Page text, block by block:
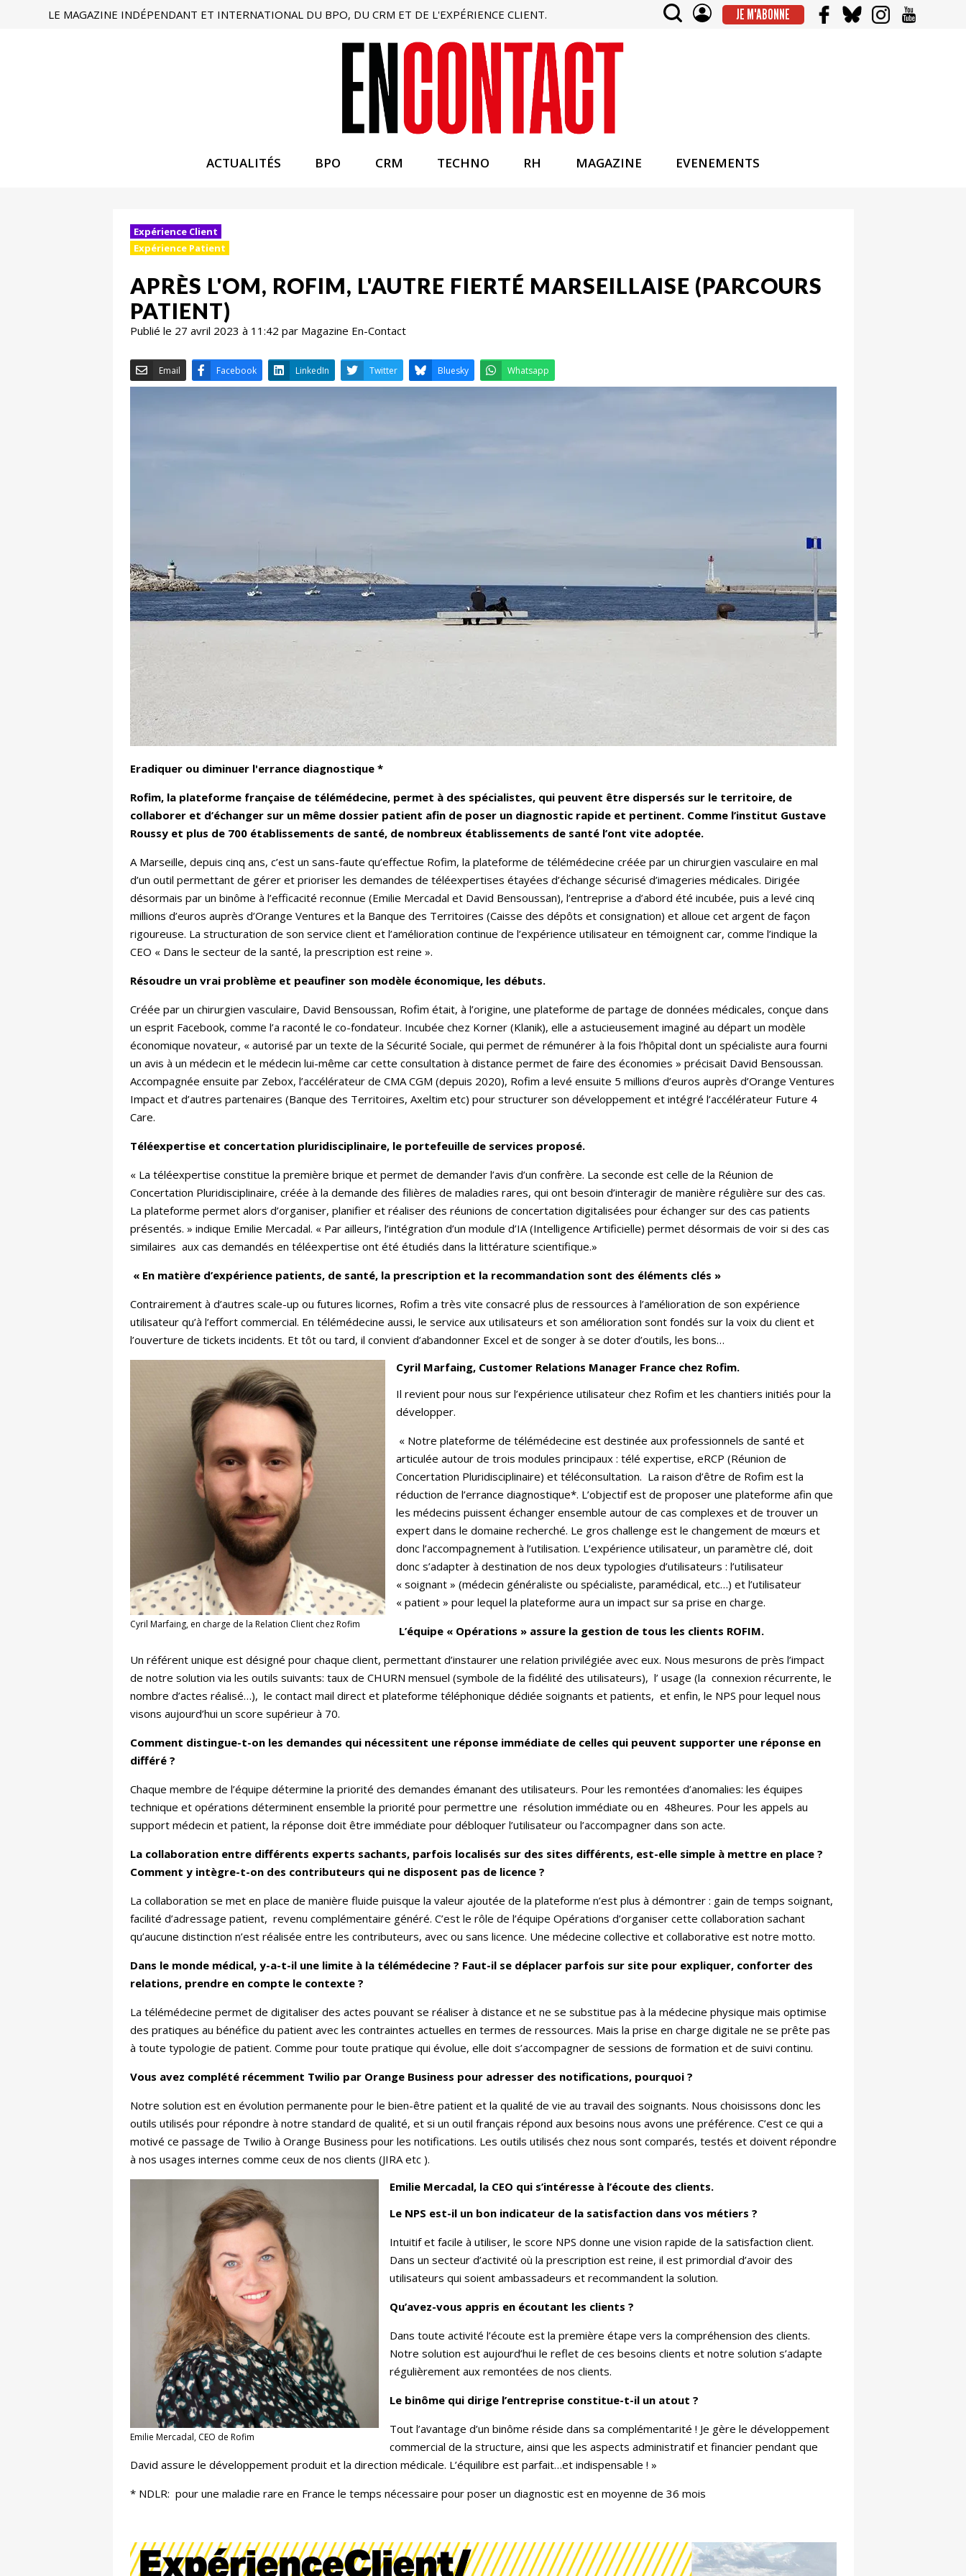
LE MAGAZINE INDÉPENDANT ET INTERNATIONAL DU BPO, DU CRM ET DE L'EXPÉRIENCE CLIENT. JE M'ABONNE
ACTUALITÉS BPO CRM TECHNO RH MAGAZINE EVENEMENTS
Expérience Client
Expérience Patient
APRÈS L'OM, ROFIM, L'AUTRE FIERTÉ MARSEILLAISE (PARCOURS
PATIENT)
Publié le 27 avril 2023 à 11:42 par Magazine En-Contact
Eradiquer ou diminuer l'errance diagnostique *
Rofim, la plateforme française de télémédecine, permet à des spécialistes, qui peuvent être dispersés sur le territoire, de
collaborer et d’échanger sur un même dossier patient afin de poser un diagnostic rapide et pertinent. Comme l’institut Gustave
Roussy et plus de 700 établissements de santé, de nombreux établissements de santé l’ont vite adoptée.
A Marseille, depuis cinq ans, c’est un sans-faute qu’effectue Rofim, la plateforme de télémédecine créée par un chirurgien vasculaire en mal
d’un outil permettant de gérer et prioriser les demandes de téléexpertises étayées d’échange sécurisé d’imageries médicales. Dirigée
désormais par un binôme à l’efficacité reconnue (Emilie Mercadal et David Bensoussan), l’entreprise a d’abord été incubée, puis a levé cinq
millions d’euros auprès d’Orange Ventures et la Banque des Territoires (Caisse des dépôts et consignation) et alloue cet argent de façon
rigoureuse. La structuration de son service client et l’amélioration continue de l’expérience utilisateur en témoignent car, comme l’indique la
CEO « Dans le secteur de la santé, la prescription est reine ».
Résoudre un vrai problème et peaufiner son modèle économique, les débuts.
Créée par un chirurgien vasculaire, David Bensoussan, Rofim était, à l’origine, une plateforme de partage de données médicales, conçue dans
un esprit Facebook, comme l’a raconté le co-fondateur. Incubée chez Korner (Klanik), elle a astucieusement imaginé au départ un modèle
économique novateur, « autorisé par un texte de la Sécurité Sociale, qui permet de rémunérer à la fois l’hôpital dont un spécialiste aura fourni
un avis à un médecin et le médecin lui-même car cette consultation à distance permet de faire des économies » précisait David Bensoussan.
Accompagnée ensuite par Zebox, l’accélérateur de CMA CGM (depuis 2020), Rofim a levé ensuite 5 millions d’euros auprès d’Orange Ventures
Impact et d’autres partenaires (Banque des Territoires, Axeltim etc) pour structurer son développement et intégré l’accélérateur Future 4
Care.
Téléexpertise et concertation pluridisciplinaire, le portefeuille de services proposé.
« La téléexpertise constitue la première brique et permet de demander l’avis d’un confrère. La seconde est celle de la Réunion de
Concertation Pluridisciplinaire, créée à la demande des filières de maladies rares, qui ont besoin d’interagir de manière régulière sur des cas.
La plateforme permet alors d’organiser, planifier et réaliser des réunions de concertation digitalisées pour échanger sur des cas patients
présentés. » indique Emilie Mercadal. « Par ailleurs, l’intégration d’un module d’IA (Intelligence Artificielle) permet désormais de voir si des cas
similaires aux cas demandés en téléexpertise ont été étudiés dans la littérature scientifique.»
« En matière d’expérience patients, de santé, la prescription et la recommandation sont des éléments clés »
Contrairement à d’autres scale-up ou futures licornes, Rofim a très vite consacré plus de ressources à l’amélioration de son expérience
utilisateur qu’à l’effort commercial. En télémédecine aussi, le service aux utilisateurs et son amélioration sont fondés sur la voix du client et
l’ouverture de tickets incidents. Et tôt ou tard, il convient d’abandonner Excel et de songer à se doter d’outils, les bons…
Cyril Marfaing, en charge de la Relation Client chez Rofim
Cyril Marfaing, Customer Relations Manager France chez Rofim.
Il revient pour nous sur l’expérience utilisateur chez Rofim et les chantiers initiés pour la
développer.
« Notre plateforme de télémédecine est destinée aux professionnels de santé et
articulée autour de trois modules principaux : télé expertise, eRCP (Réunion de
Concertation Pluridisciplinaire) et téléconsultation. La raison d’être de Rofim est la
réduction de l’errance diagnostique*. L’objectif est de proposer une plateforme afin que
les médecins puissent échanger ensemble autour de cas complexes et de trouver un
expert dans le domaine recherché. Le gros challenge est le changement de mœurs et
donc l’accompagnement à l’utilisation. L’expérience utilisateur, un paramètre clé, doit
donc s’adapter à destination de nos deux typologies d’utilisateurs : l’utilisateur
« soignant » (médecin généraliste ou spécialiste, paramédical, etc…) et l’utilisateur
« patient » pour lequel la plateforme aura un impact sur sa prise en charge.
L’équipe « Opérations » assure la gestion de tous les clients ROFIM.
Un référent unique est désigné pour chaque client, permettant d’instaurer une relation privilégiée avec eux. Nous mesurons de près l’impact
de notre solution via les outils suivants: taux de CHURN mensuel (symbole de la fidélité des utilisateurs), l’ usage (la connexion récurrente, le
nombre d’actes réalisé…), le contact mail direct et plateforme téléphonique dédiée soignants et patients, et enfin, le NPS pour lequel nous
visons aujourd’hui un score supérieur à 70.
Comment distingue-t-on les demandes qui nécessitent une réponse immédiate de celles qui peuvent supporter une réponse en
différé ?
Chaque membre de l’équipe détermine la priorité des demandes émanant des utilisateurs. Pour les remontées d’anomalies: les équipes
technique et opérations déterminent ensemble la priorité pour permettre une résolution immédiate ou en 48heures. Pour les appels au
support médecin et patient, la réponse doit être immédiate pour débloquer l’utilisateur ou l’accompagner dans son acte.
La collaboration entre différents experts sachants, parfois localisés sur des sites différents, est-elle simple à mettre en place ?
Comment y intègre-t-on des contributeurs qui ne disposent pas de licence ?
La collaboration se met en place de manière fluide puisque la valeur ajoutée de la plateforme n’est plus à démontrer : gain de temps soignant,
facilité d’adressage patient, revenu complémentaire généré. C’est le rôle de l’équipe Opérations d’organiser cette collaboration sachant
qu’aucune distinction n’est réalisée entre les contributeurs, avec ou sans licence. Une médecine collective et collaborative est notre motto.
Dans le monde médical, y-a-t-il une limite à la télémédecine ? Faut-il se déplacer parfois sur site pour expliquer, conforter des
relations, prendre en compte le contexte ?
La télémédecine permet de digitaliser des actes pouvant se réaliser à distance et ne se substitue pas à la médecine physique mais optimise
des pratiques au bénéfice du patient avec les contraintes actuelles en termes de ressources. Mais la prise en charge digitale ne se prête pas
à toute typologie de patient. Comme pour toute pratique qui évolue, elle doit s’accompagner de sessions de formation et de suivi continu.
Vous avez complété récemment Twilio par Orange Business pour adresser des notifications, pourquoi ?
Notre solution est en évolution permanente pour le bien-être patient et la qualité de vie au travail des soignants. Nous choisissons donc les
outils utilisés pour répondre à notre standard de qualité, et si un outil français répond aux besoins nous avons une préférence. C’est ce qui a
motivé ce passage de Twilio à Orange Business pour les notifications. Les outils utilisés chez nous sont comparés, testés et doivent répondre
à nos usages internes comme ceux de nos clients (JIRA etc ).
Emilie Mercadal, CEO de Rofim
Emilie Mercadal, la CEO qui s’intéresse à l’écoute des clients.
Le NPS est-il un bon indicateur de la satisfaction dans vos métiers ?
Intuitif et facile à utiliser, le score NPS donne une vision rapide de la satisfaction client.
Dans un secteur d’activité où la prescription est reine, il est primordial d’avoir des
utilisateurs qui soient ambassadeurs et recommandent la solution.
Qu’avez-vous appris en écoutant les clients ?
Dans toute activité l’écoute est la première étape vers la compréhension des clients.
Notre solution est aujourd’hui le reflet de ces besoins clients et notre solution s’adapte
régulièrement aux remontées de nos clients.
Le binôme qui dirige l’entreprise constitue-t-il un atout ?
Tout l’avantage d’un binôme réside dans sa complémentarité ! Je gère le développement
commercial de la structure, ainsi que les aspects administratif et financier pendant que
David assure le développement produit et la direction médicale. L’équilibre est parfait…et indispensable ! »
* NDLR: pour une maladie rare en France le temps nécessaire pour poser un diagnostic est en moyenne de 36 mois